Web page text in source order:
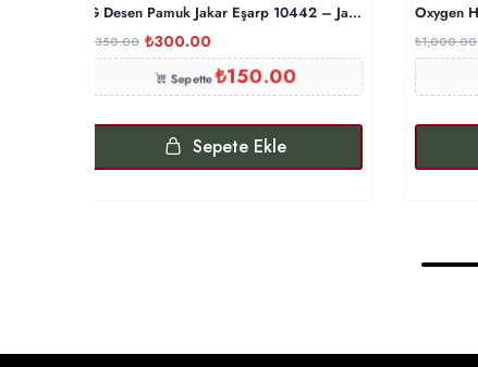
G Desen Pamuk Jakar Eşarp 10442 – Japon Kirazı
350.00 ₺300.00
Sepette₺150.00
Sepete Ekle
Oxygen
₺1,000.00